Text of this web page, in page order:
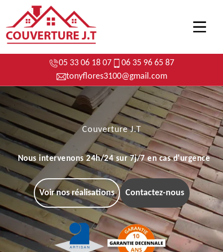
05 33 06 18 07
06 35 96 65 87
tonyflores3100@gmail.com
Couverture J.T
Nous intervenons 24h/24 sur 7j/7 en cas d'urgence
Voir nos réalisations Contactez-nous